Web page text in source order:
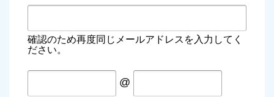
確認のため再度同じメールアドレスを入力してく
ださい。
@